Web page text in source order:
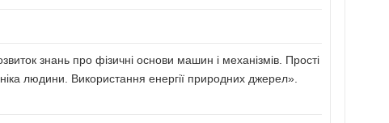
знань про фізичні основи машин і механізмів. Прості
людини. Використання енергії природних джерел».